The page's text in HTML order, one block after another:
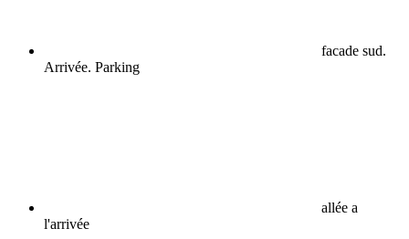
facade sud.
Arrivée. Parking
allée a
l'arrivée